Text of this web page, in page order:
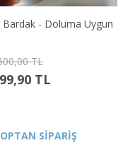
- Doluma Uygun
TL
TL
SİPARİŞ